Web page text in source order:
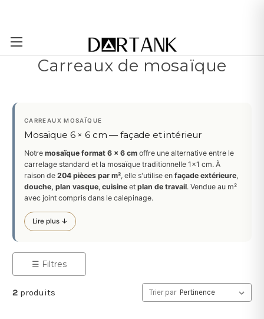
Passer au contenu principal
Carreaux de mosaïque
CARREAUX MOSAÏQUE
Mosaïque 6 × 6 cm — façade et intérieur
Notre mosaïque format 6 × 6 cm offre une alternative entre le
carrelage standard et la mosaïque traditionnelle 1×1 cm. À
raison de 204 pièces par m², elle s'utilise en façade extérieure,
douche, plan vasque, cuisine et plan de travail. Vendue au m²
avec joint compris dans le calepinage.
Lire plus ↓
☰ Filtres
2 produits Trier par